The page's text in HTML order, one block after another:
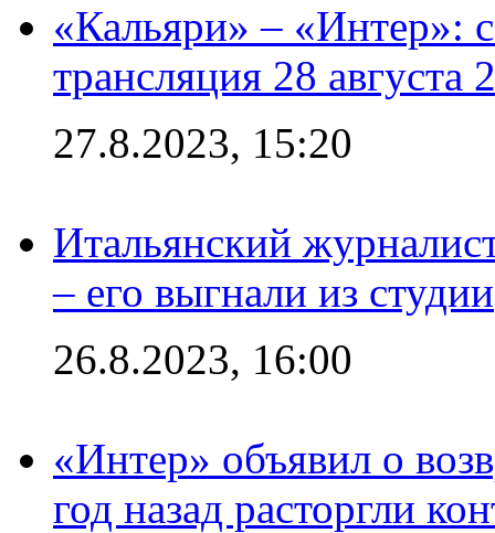
«Кальяри» – «Интер»:
трансляция 28 августа
27.8.2023, 15:20
Итальянский
– его выгнали из студии
26.8.2023, 16:00
«Интер» объявил о
год назад расторгли